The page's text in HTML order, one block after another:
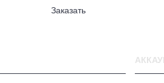
Заказать